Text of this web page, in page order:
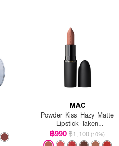
MAC
Powder Kiss Hazy Matte
Lipstick-Taken
3.5Gm/.12Oz
฿990฿1,100 (10%)